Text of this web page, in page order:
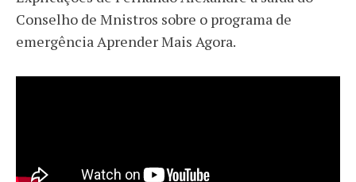
Conselho de Mnistros sobre o programa de
emergência Aprender Mais Agora.